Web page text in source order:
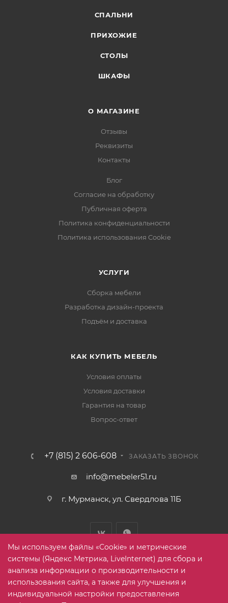
СПАЛЬНИ
ПРИХОЖИЕ
СТОЛЫ
ШКАФЫ
О МАГАЗИНЕ
Отзывы
Реквизиты
Контакты
Блог
Согласие на обработку
Публичная оферта
Политика конфиденциальности
Политика использования Cookie
УСЛУГИ
Сборка мебели
Разработка дизайн-проекта
Подъём и доставка
КАК КУПИТЬ МЕБЕЛЬ
Условия оплаты
Условия доставки
Гарантия на товар
Вопрос-ответ
+7 (815) 2 606-608 ЗАКАЗАТЬ ЗВОНОК
info@mebeler51.ru
г. Мурманск, ул. Свердлова 11Б
2005-2026 © mebelier51.ru - модный интернет-магазин не
Мы используем файлы «Cookie» и метрические
системы (Яндекс Метрика, LiveInternet) для сбора и
анализа информации о производительности и
использования сайта, а также для улучшения и
индивидуальной настройки предоставления